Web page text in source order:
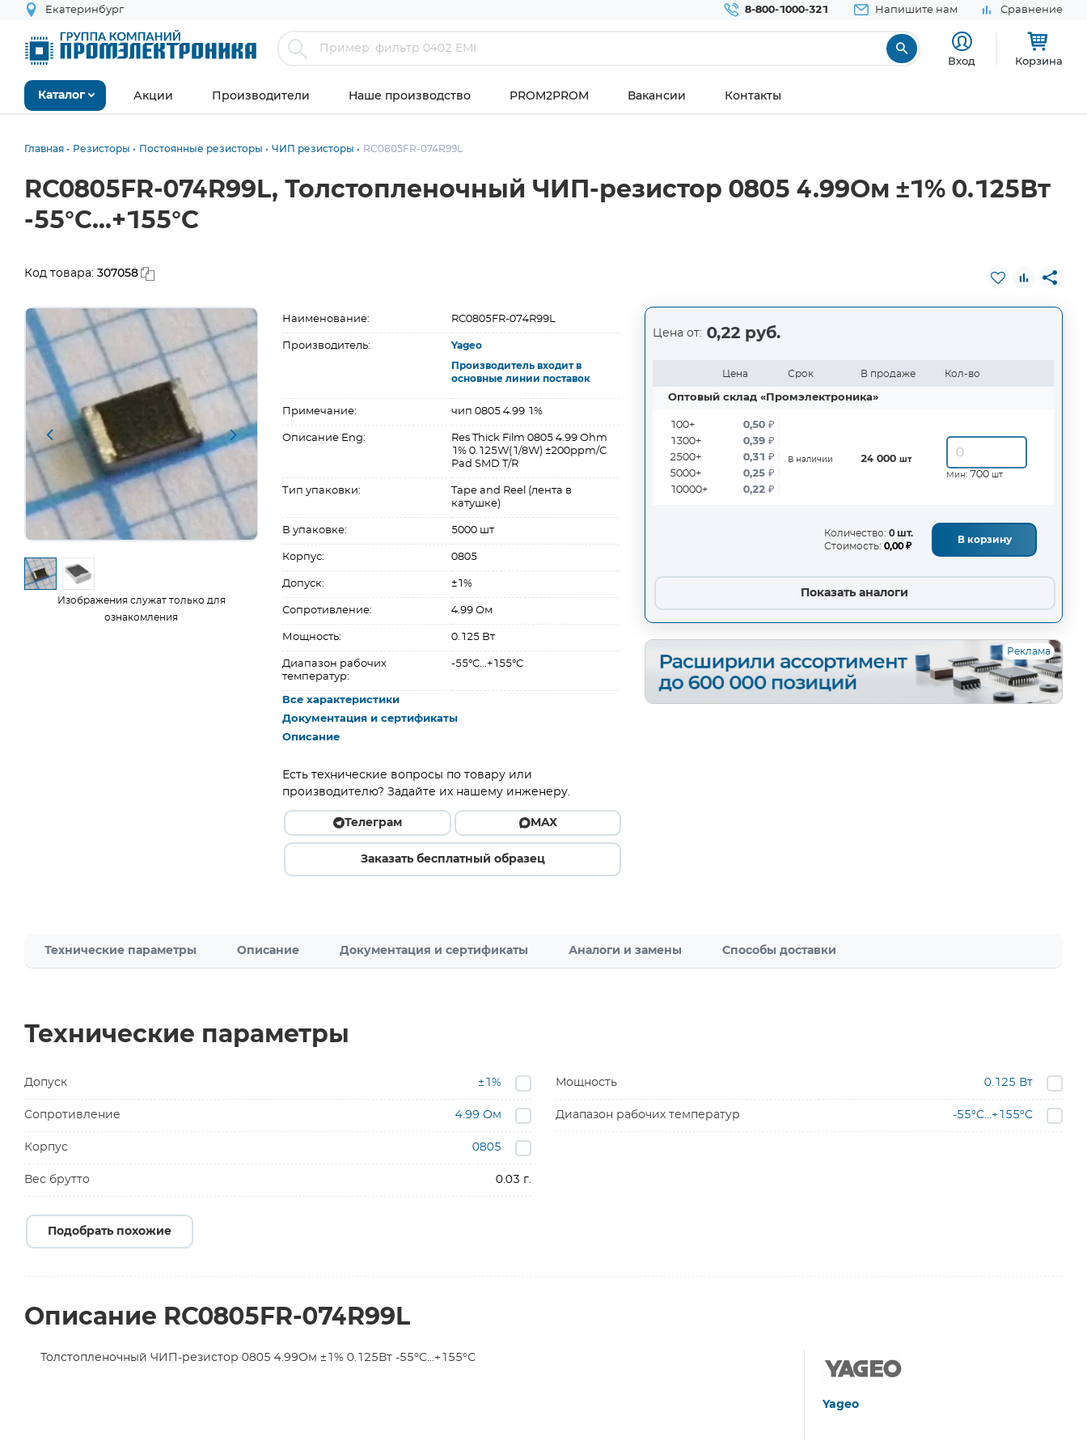
Екатеринбург 8-800-1000-321 Напишите нам Сравнение
Вход Корзина
Каталог Акции Производители Наше производство PROM2PROM Вакансии Контакты
Главная Резисторы Постоянные резисторы ЧИП резисторы RC0805FR-074R99L
RC0805FR-074R99L, Толстопленочный ЧИП-резистор 0805 4.99Ом ±1% 0.125Вт
-55°С...+155°С
Код товара: 307058
Изображения служат только для
ознакомления
Наименование: RC0805FR-074R99L
Производитель: Yageo
Производитель входит в
основные линии поставок
Примечание: чип 0805 4.99 1%
Описание Eng:
Res Thick Film 0805 4.99 Ohm
1% 0.125W(1/8W) ±200ppm/C
Pad SMD T/R
Тип упаковки:
Tape and Reel (лента в
катушке)
В упаковке: 5000 шт
Корпус: 0805
Допуск: ±1%
Сопротивление: 4.99 Ом
Мощность: 0.125 Вт
Диапазон рабочих
температур:
-55°C...+155°C
Все характеристики
Документация и сертификаты
Описание
Есть технические вопросы по товару или
производителю? Задайте их нашему инженеру.
Телеграм MAX
Заказать бесплатный образец
Цена от: 0,22 руб.
Цена Срок В продаже Кол-во
Оптовый склад «Промэлектроника»
100+
1300+
2500+
5000+
10000+
0,50 ₽
0,39 ₽
0,31 ₽
0,25 ₽
0,22 ₽
В наличии 24 000 шт
Мин: 700 шт
Количество: 0 шт.
Стоимость: 0,00 ₽
В корзину
Показать аналоги
Реклама
Технические параметры Описание Документация и сертификаты Аналоги и замены Способы доставки
Технические параметры
Допуск ±1%
Сопротивление 4.99 Ом
Мощность 0.125 Вт
Диапазон рабочих температур -55°C...+155°C
Корпус 0805
Вес брутто 0.03 г.
Подобрать похожие
Описание RC0805FR-074R99L
Толстопленочный ЧИП-резистор 0805 4.99Ом ±1% 0.125Вт -55°С...+155°С
Yageo